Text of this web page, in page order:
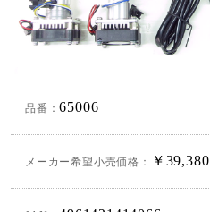
品番：65006
メーカー希望小売価格： ￥39,380